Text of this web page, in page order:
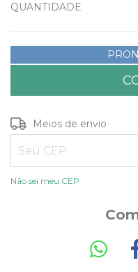
QUANTIDADE
Entregas para o CEP:
Meios de envio
Não sei meu CEP